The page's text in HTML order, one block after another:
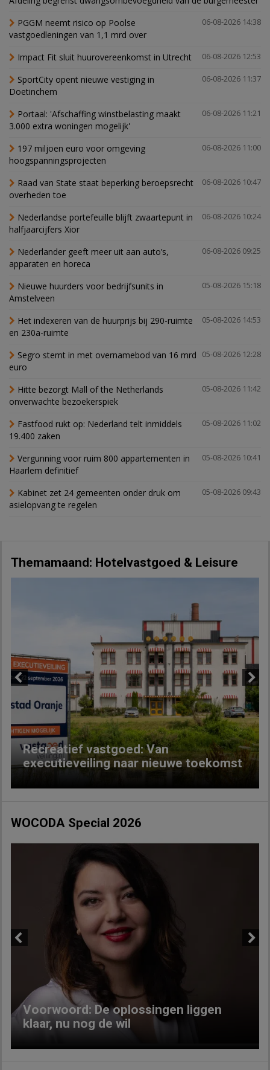
06-08-2026 14:38
PGGM neemt risico op Poolse
vastgoedleningen van 1,1 mrd over
06-08-2026 12:53
Impact Fit sluit huurovereenkomst in Utrecht
06-08-2026 11:37
SportCity opent nieuwe vestiging in
Doetinchem
06-08-2026 11:21
Portaal: 'Afschaffing winstbelasting maakt
3.000 extra woningen mogelijk'
06-08-2026 11:00
197 miljoen euro voor omgeving
hoogspanningsprojecten
06-08-2026 10:47
Raad van State staat beperking beroepsrecht
overheden toe
06-08-2026 10:24
Nederlandse portefeuille blijft zwaartepunt in
halfjaarcijfers Xior
06-08-2026 09:25
Nederlander geeft meer uit aan auto’s,
apparaten en horeca
05-08-2026 15:18
Nieuwe huurders voor bedrijfsunits in
Amstelveen
05-08-2026 14:53
Het indexeren van de huurprijs bij 290-ruimte
en 230a-ruimte
05-08-2026 12:28
Segro stemt in met overnamebod van 16 mrd
euro
05-08-2026 11:42
Hitte bezorgt Mall of the Netherlands
onverwachte bezoekerspiek
05-08-2026 11:02
Fastfood rukt op: Nederland telt inmiddels
19.400 zaken
05-08-2026 10:41
Vergunning voor ruim 800 appartementen in
Haarlem definitief
05-08-2026 09:43
Kabinet zet 24 gemeenten onder druk om
asielopvang te regelen
Themamaand: Hotelvastgoed & Leisure
Recreatief vastgoed: Van
executieveiling naar nieuwe toekomst
Next
WOCODA Special 2026
Voorwoord: De oplossingen liggen
klaar, nu nog de wil